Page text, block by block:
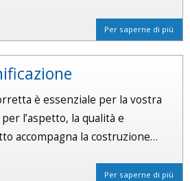
Per saperne di più
è essenziale per la vostra
l’aspetto, la qualità e
accompagna la costruzione…
Per saperne di più